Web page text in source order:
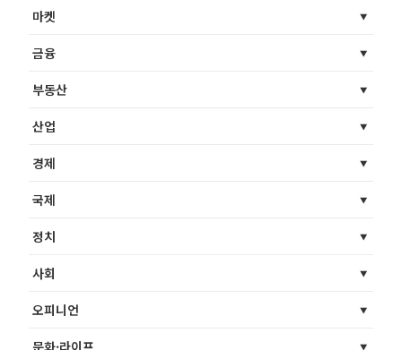
마켓
금융
부동산
산업
경제
국제
정치
사회
오피니언
문화·라이프